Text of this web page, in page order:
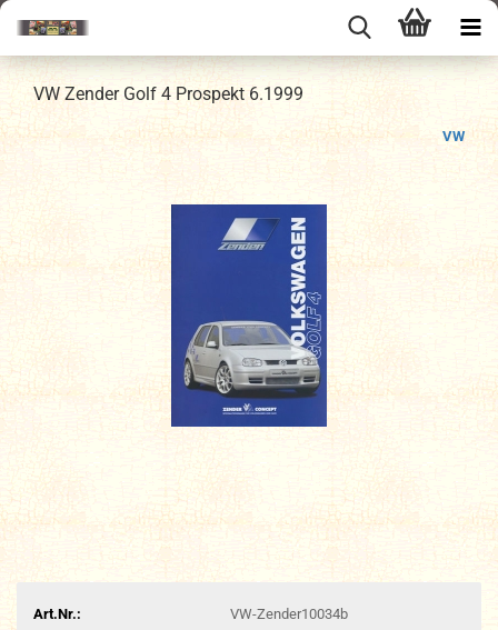
VW Zender Golf 4 Prospekt 6.1999
VW
Art.Nr.:
VW-Zender10034b